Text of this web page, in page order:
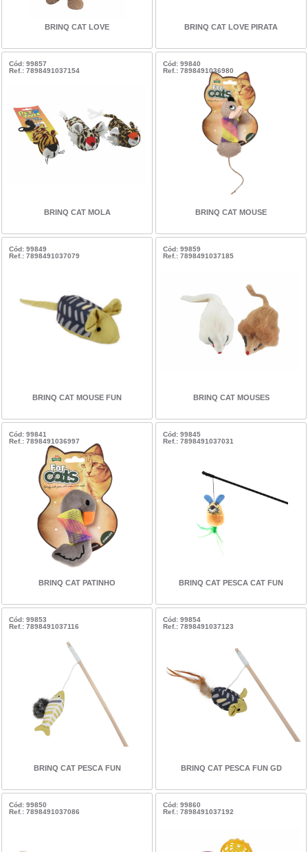
BRINQ CAT LOVE BRINQ CAT LOVE PIRATA
Cód: 99857
Ref.: 7898491037154
BRINQ CAT MOLA
Cód: 99840
Ref.: 7898491036980
BRINQ CAT MOUSE
Cód: 99849
Ref.: 7898491037079
BRINQ CAT MOUSE FUN
Cód: 99859
Ref.: 7898491037185
BRINQ CAT MOUSES
Cód: 99841
Ref.: 7898491036997
BRINQ CAT PATINHO
Cód: 99845
Ref.: 7898491037031
BRINQ CAT PESCA CAT FUN
Cód: 99853
Ref.: 7898491037116
BRINQ CAT PESCA FUN
Cód: 99854
Ref.: 7898491037123
BRINQ CAT PESCA FUN GD
Cód: 99850
Ref.: 7898491037086
Cód: 99860
Ref.: 7898491037192